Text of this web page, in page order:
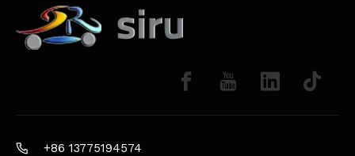
+86 13775194574